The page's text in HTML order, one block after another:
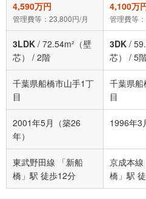
4,590万円
管理費等：23,800円/月
4,100万
管理費等
3LDK / 72.54m²（壁
芯）
/ 2階
3DK /
芯）
/ 5
千葉県船橋市山手1丁
目
千葉県
目
2001年5月（築26
年）
1996年3
東武野田線 「新船
橋」駅 徒歩12分
京成本
橋」駅